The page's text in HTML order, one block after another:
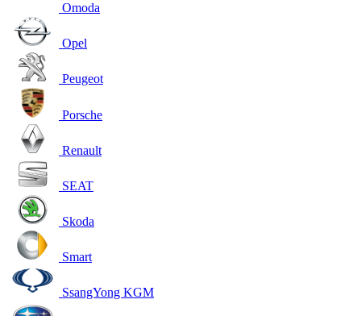
Omoda
Opel
Peugeot
Porsche
Renault
SEAT
Skoda
Smart
SsangYong KGM